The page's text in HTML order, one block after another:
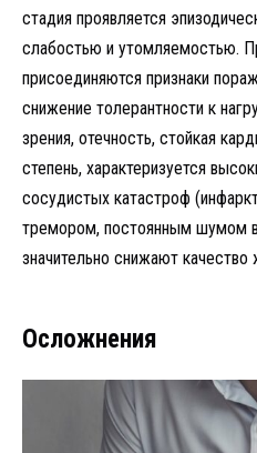
стадия проявляется
слабостью и утомляемостью.
присоединяются признаки
снижение толерантности к
зрения, отечность, стойкая
степень, характеризуется
сосудистых катастроф
тремором, постоянным шумом
значительно снижают
Осложнения